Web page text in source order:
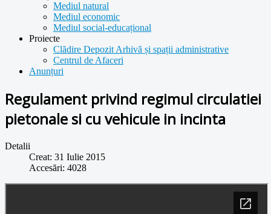
Mediul natural
Mediul economic
Mediul social-educațional
Proiecte
Clădire Depozit Arhivă și spații administrative
Centrul de Afaceri
Anunțuri
Regulament privind regimul circulatiei
pietonale si cu vehicule in incinta
Detalii
Creat: 31 Iulie 2015
Accesări: 4028